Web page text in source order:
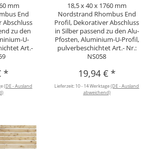
mm
End
Abschluss
zu den
U-
Art.-
*
(DE - Ausland
18,5 x 40 x 1760 mm
Nordstrand Rhombus End
Profil, Dekorativer Abschluss
in Silber passend zu den Alu-
Pfosten, Aluminium-U-Profil,
pulverbeschichtet Art.- Nr.:
NS058
19,94 € *
Lieferzeit: 10 - 14 Werktage(DE - Ausland
abweichend)